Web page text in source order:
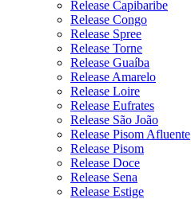
Release Capibaribe
Release Congo
Release Spree
Release Torne
Release Guaíba
Release Amarelo
Release Loire
Release Eufrates
Release São João
Release Pisom Afluente
Release Pisom
Release Doce
Release Sena
Release Estige